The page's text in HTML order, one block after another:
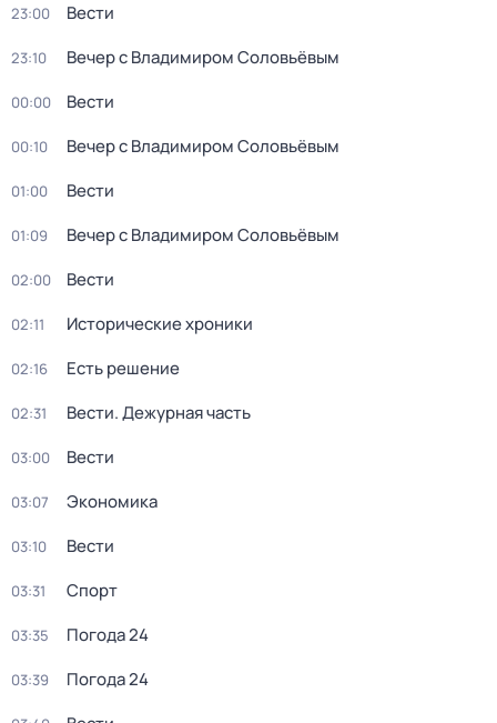
23:00 Вести
23:10 Вечер с Владимиром Соловьёвым
00:00 Вести
00:10 Вечер с Владимиром Соловьёвым
01:00 Вести
01:09 Вечер с Владимиром Соловьёвым
02:00 Вести
02:11 Исторические хроники
02:16 Есть решение
02:31 Вести. Дежурная часть
03:00 Вести
03:07 Экономика
03:10 Вести
03:31 Спорт
03:35 Погода 24
03:39 Погода 24